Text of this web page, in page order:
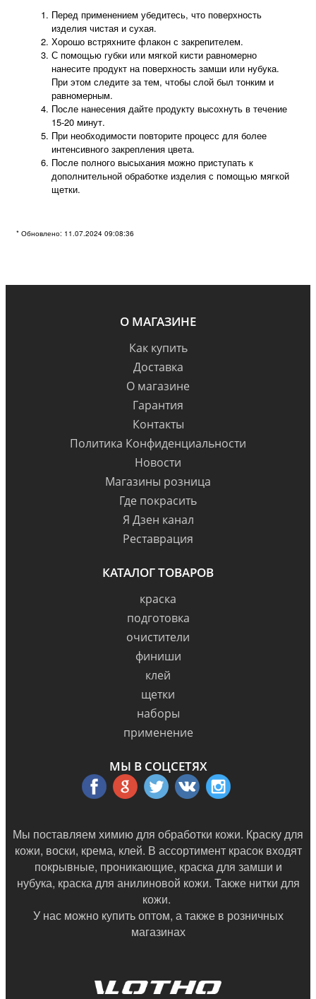
Перед применением убедитесь, что поверхность
изделия чистая и сухая.
Хорошо встряхните флакон с закрепителем.
С помощью губки или мягкой кисти равномерно
нанесите продукт на поверхность замши или нубука.
При этом следите за тем, чтобы слой был тонким и
равномерным.
После нанесения дайте продукту высохнуть в течение
15-20 минут.
При необходимости повторите процесс для более
интенсивного закрепления цвета.
После полного высыхания можно приступать к
дополнительной обработке изделия с помощью мягкой
щетки.
* Обновлено: 11.07.2024 09:08:36
О МАГАЗИНЕ
Как купить
Доставка
О магазине
Гарантия
Контакты
Политика Конфиденциальности
Новости
Магазины розница
Где покрасить
Я Дзен канал
Реставрация
КАТАЛОГ ТОВАРОВ
краска
подготовка
очистители
финиши
клей
щетки
наборы
применение
МЫ В СОЦСЕТЯХ
Мы поставляем химию для обработки кожи. Краску для
кожи, воски, крема, клей. В ассортимент красок входят
покрывные, проникающие, краска для замши и
нубука, краска для анилиновой кожи. Также нитки для
кожи.
У нас можно купить оптом, а также в розничных
магазинах